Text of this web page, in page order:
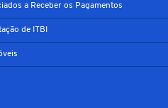
a Receber os Pagamentos
de ITBI